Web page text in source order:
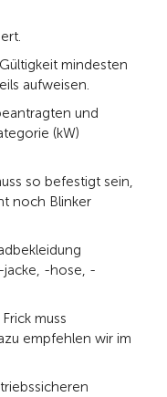
mindesten
aufweisen.
und
(kW)
so befestigt sein,
noch Blinker
-hose, -
muss
empfehlen wir im